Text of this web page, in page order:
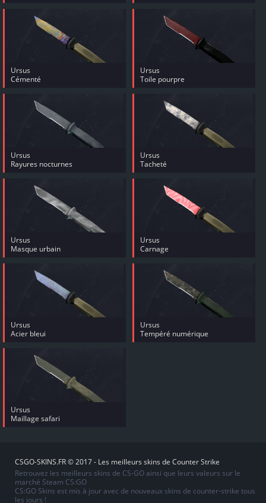
Ursus
Cémenté
Ursus
Toile pourpre
Ursus
Rayures nocturnes
Ursus
Tacheté
Ursus
Masque urbain
Ursus
Carnage
Ursus
Acier bleui
Ursus
Tempéré numérique
Ursus
Maillage safari
CSGO-SKINS.FR © 2017 - Les meilleurs skins de Counter Strike
Retrouvez les meilleurs skins de CS-GO ainsi que leurs valeurs sur le
marché Steam CS:GO
CS:GO Skins est mis à jour avec de nouveaux skins de counter-strike tous
les jours !